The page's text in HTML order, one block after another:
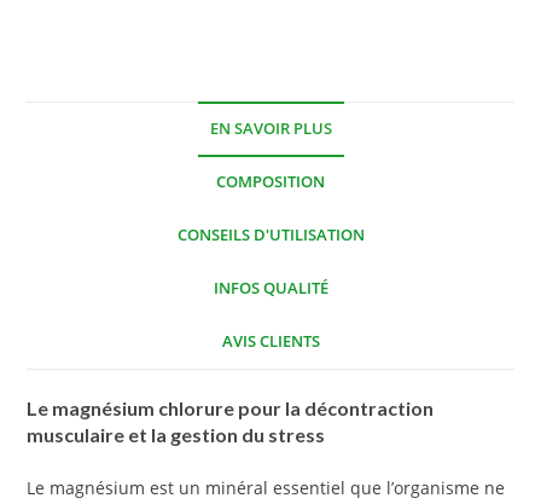
EN SAVOIR PLUS
COMPOSITION
CONSEILS D'UTILISATION
INFOS QUALITÉ
AVIS CLIENTS
Le magnésium chlorure pour la décontraction
musculaire et la gestion du stress
Le magnésium est un minéral essentiel que l’organisme ne